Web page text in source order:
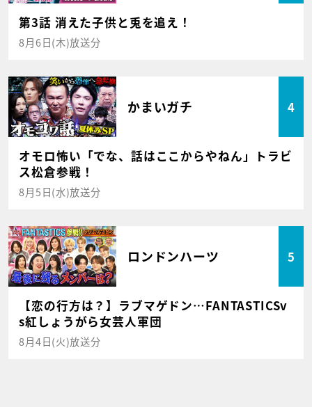
第3話 消えた子供と兎を追え！
8月6日(木)放送分
かまいガチ 4
オモロ怖い「でな、話はここからやねん」トラビ
ス松倉参戦！
8月5日(水)放送分
ロンドンハーツ 5
【恋の行方は？】ラブマゲドン…FANTASTICSv
s紅しょうがら女芸人軍団
8月4日(火)放送分